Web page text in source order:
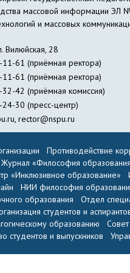
массовой информации
и массовых
Вилюйская, 28
61 (приёмная ректора)
61 (приёмная ректора)
42 (приёмная комиссия)
30 (пресс-центр)
, rector@nspu.ru
Противодействие
Журнал «Философия
«Инклюзивное образование»
НИИ философия
образования
Отдел
студентов и
образованию
студентов и выпускников